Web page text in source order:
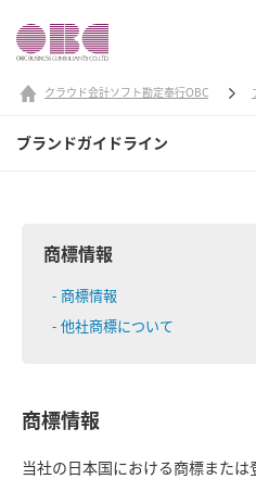
クラウド会計ソフト勘定奉行OBC
ブランドガイドライン
商標情報
商標情報
他社商標について
商標情報
当社の日本国における商標または